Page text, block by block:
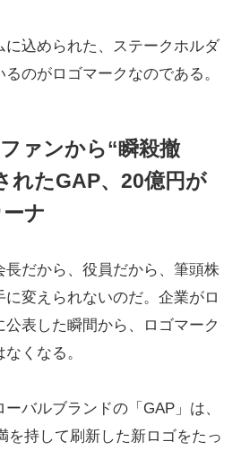
に込められた、ステークホルダ
のがロゴマークなのである。
ァンから“瞬殺撤
れたGAP、20億円が
ナ
長だから、役員だから、筆頭株
変えられないのだ。企業がロ
表した瞬間から、ロゴマーク
くなる。
バルブランドの「GAP」は、
を持して刷新した新ロゴをたっ